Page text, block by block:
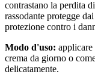
contrastano la perdita
rassodante protegge
protezione contro i
Modo d'uso: applicare
crema da giorno o
delicatamente.